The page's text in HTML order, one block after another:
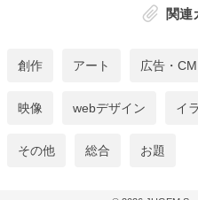
関連
創作 アート 広告・CM
映像 webデザイン イ
その他 総合 お題